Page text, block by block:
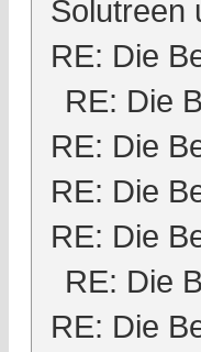
Solutreen
RE: Die
RE: Die
RE: Die
RE: Die
RE: Die
RE: Die
RE: Die